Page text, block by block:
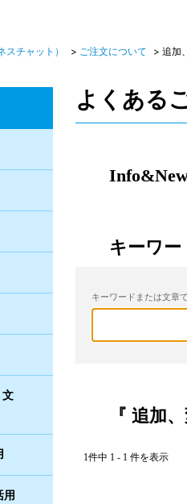
スチャット） > ご注文について > 追加
文
用
よくある
キーワー
キーワードまたは文章
『 追加
1件中 1 - 1 件を表示